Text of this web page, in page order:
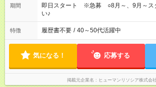
期間
即日スタート ※急募 ○8月～、9月～ス
い♪
特徴 履歴書不要 / 40～50代活躍中
気になる！ 応募する
掲載元企業名 ヒューマンリソシア株式会社